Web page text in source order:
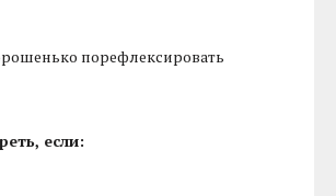
порефлексировать
если: